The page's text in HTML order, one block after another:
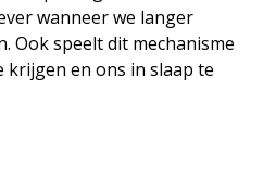
wanneer we langer
Ook speelt dit mechanisme
krijgen en ons in slaap te